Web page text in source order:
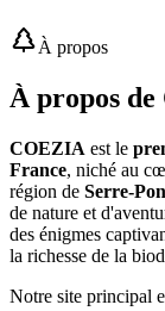
À propos
À propos
COEZIA est le
France, niché au
région de Serre-
de nature et
des énigmes
la richesse de la
Notre site principal